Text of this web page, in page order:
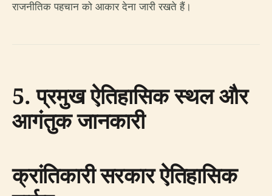
राजनीतिक पहचान को आकार देना जारी रखते हैं।
5. प्रमुख ऐतिहासिक स्थल और
आगंतुक जानकारी
क्रांतिकारी सरकार ऐतिहासिक